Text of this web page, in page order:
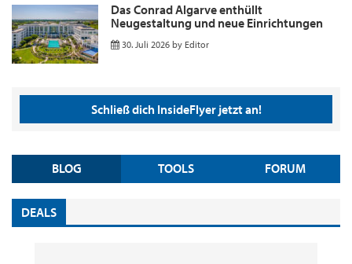
Das Conrad Algarve enthüllt
Neugestaltung und neue Einrichtungen
30. Juli 2026 by Editor
Schließ dich InsideFlyer jetzt an!
BLOG TOOLS FORUM
DEALS